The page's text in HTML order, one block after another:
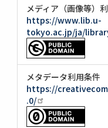
メディア（画像等）
https://www.lib.u-
tokyo.ac.jp/ja/
メタデータ利用条件
https://
.0/